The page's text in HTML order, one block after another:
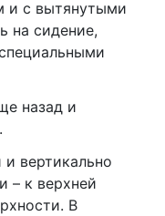
и с вытянутыми
на сидение,
назад и
вертикально
– к верхней
В